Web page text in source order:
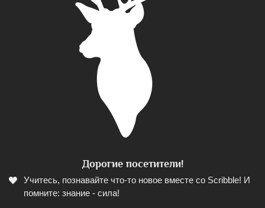
Дорогие посетители!
Учитесь, познавайте что-то новое вместе со Scribble! И
помните: знание - сила!